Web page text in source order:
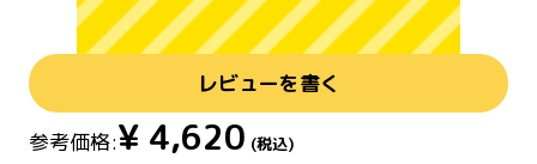
レビューを書く
参考価格:¥ 4,620 (税込)